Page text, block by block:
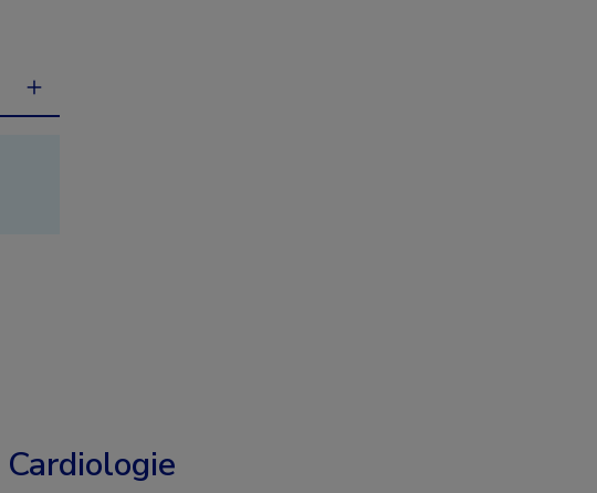
Cardiologie